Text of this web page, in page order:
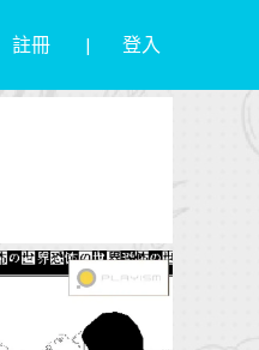
註冊 登入